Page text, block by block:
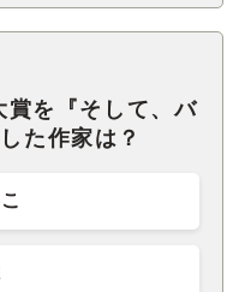
を『そして、バ
た作家は？